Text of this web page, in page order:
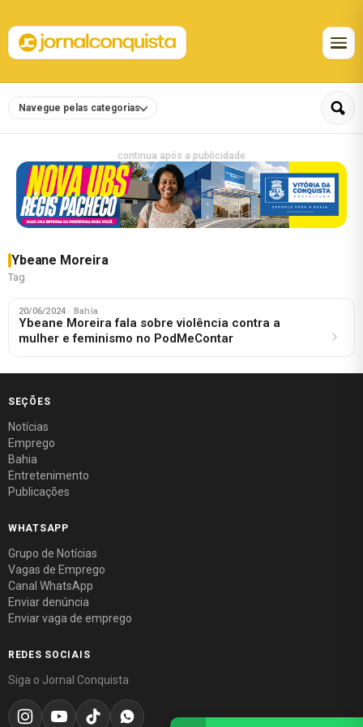
Navegue pelas categorias
continua após a publicidade
Ybeane Moreira
Tag
20/06/2024 · Bahia
Ybeane Moreira fala sobre violência contra a
mulher e feminismo no PodMeContar
SEÇÕES
Notícias
Emprego
Bahia
Entretenimento
Publicações
WHATSAPP
Grupo de Notícias
Vagas de Emprego
Canal WhatsApp
Enviar denúncia
Enviar vaga de emprego
REDES SOCIAIS
Siga o Jornal Conquista